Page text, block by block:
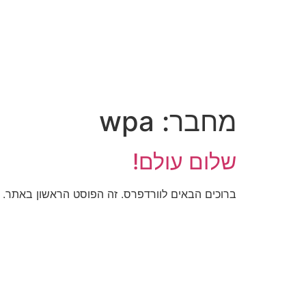
מחבר: wpa
שלום עולם!
ברוכים הבאים לוורדפרס. זה הפוסט הראשון באתר.